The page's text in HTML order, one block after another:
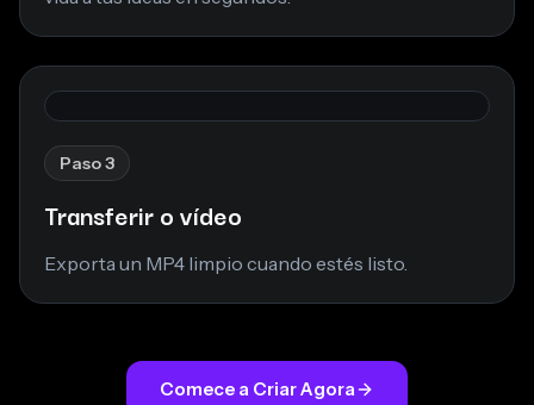
Paso 3
Transferir o vídeo
Exporta un MP4 limpio cuando estés listo.
Comece a Criar Agora